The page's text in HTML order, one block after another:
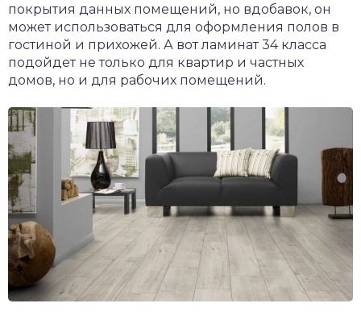
покрытия данных помещений, но вдобавок, он
может использоваться для оформления полов в
гостиной и прихожей. А вот ламинат 34 класса
подойдет не только для квартир и частных
домов, но и для рабочих помещений.